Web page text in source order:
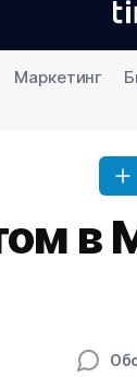
Маркетинг
в